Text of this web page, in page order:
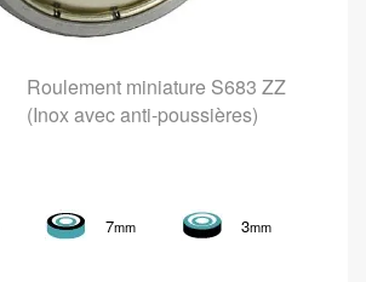
Roulement miniature S683 ZZ
(Inox avec anti-poussières)
7mm 3mm